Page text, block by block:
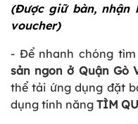
(Được giữ bàn, nhận
voucher)
- Để nhanh chóng
sản ngon ở Quận Gò
thể tải ứng dụng đặt
dụng tính năng TÌM